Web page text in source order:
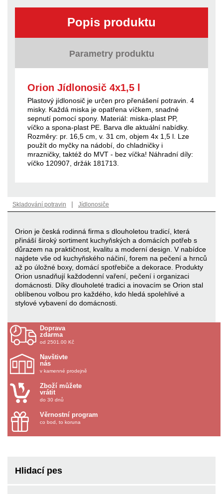
Popis produktu
Parametry produktu
Orion Jídlonosič 4x1,5 l
Plastový jídlonosič je určen pro přenášení potravin. 4
misky. Každá miska je opatřena víčkem, snadné
sepnutí pomocí spony. Materiál: miska-plast PP,
víčko a spona-plast PE. Barva dle aktuální nabídky.
Rozměry: pr. 16,5 cm, v. 31 cm, objem 4x 1,5 l. Lze
použít do myčky na nádobí, do chladničky i
mrazničky, taktéž do MVT - bez víčka! Náhradní díly:
víčko 120907, držák 181713.
Skladování potravin | Jídlonosiče
Orion je česká rodinná firma s dlouholetou tradicí, která
přináší široký sortiment kuchyňských a domácích potřeb s
důrazem na praktičnost, kvalitu a moderní design. V nabídce
najdete vše od kuchyňského náčiní, forem na pečení a hrnců
až po úložné boxy, domácí spotřebiče a dekorace. Produkty
Orion usnadňují každodenní vaření, pečení i organizaci
domácnosti. Díky dlouholeté tradici a inovacím se Orion stal
oblíbenou volbou pro každého, kdo hledá spolehlivé a
stylové vybavení do domácnosti.
Doprava
zdarma
od 2501.00 Kč
Navštivte
nás
v kamenné prodejně
Zboží můžete
vrátit
do 30 dnů
Věrnostní program
co bod, to koruna
Hlidací pes